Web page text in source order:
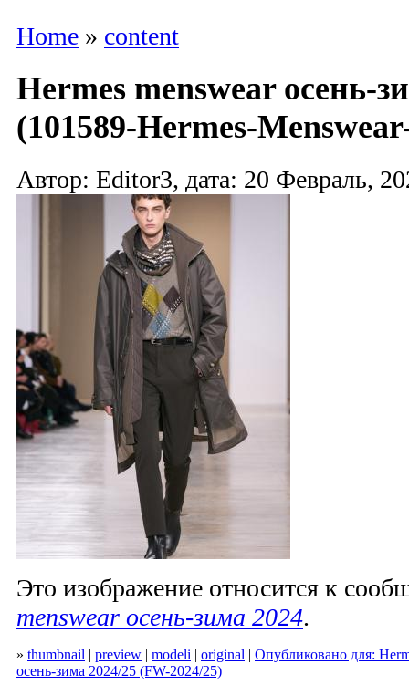
Home » content
Hermes menswear осень-
(101589-Hermes-
Автор: Editor3, дата: 20 Февраль,
Это изображение относится к
menswear осень-зима 2024.
» thumbnail | preview | modeli | original | Опубликовано для:
осень-зима 2024/25 (FW-2024/25)